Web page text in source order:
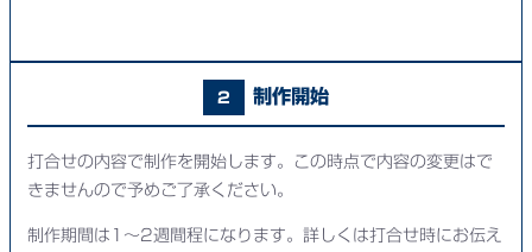
2 制作開始
打合せの内容で制作を開始します。この時点で内容の変更はで
きませんので予めご了承ください。
制作期間は1～2週間程になります。詳しくは打合せ時にお伝え